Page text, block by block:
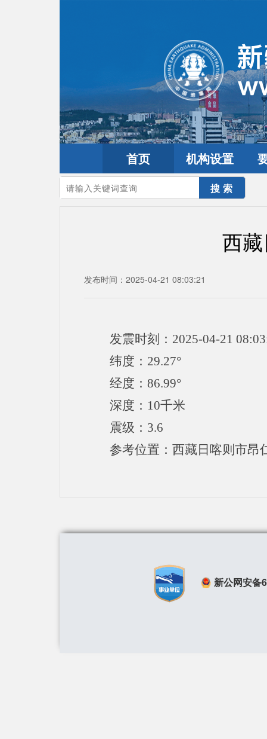
首页 机构设置
您的当前位置：首页>地震频道 全球震讯
西
发布时间：2025-04-21 08:03:21
发震时刻：2025-04-21
纬度：29.27°
经度：86.99°
深度：10千米
震级：3.6
参考位置：西藏日喀则市昂
新公网安备